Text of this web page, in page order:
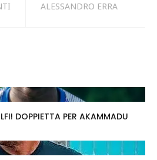
ALESSANDRO ERRA
DOPPIETTA PER AKAMMADU